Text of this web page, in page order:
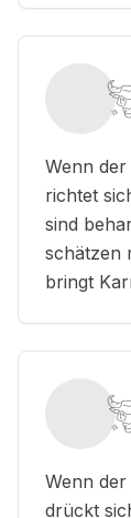
Wenn
richtet
sind
schätzen
bringt
Wenn
drückt